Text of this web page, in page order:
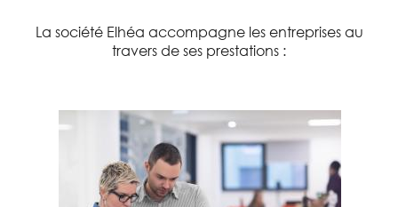
La société Elhéa accompagne les entreprises au
travers de ses prestations :